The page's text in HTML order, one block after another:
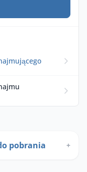
pobrania +